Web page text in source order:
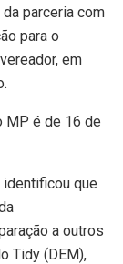
parceria com
para o
em
MP é de 16 de
identificou que
a outros
Tidy (DEM),